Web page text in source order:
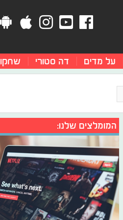
על מדים דה סטורי שחקו
המומלצים שלנו: